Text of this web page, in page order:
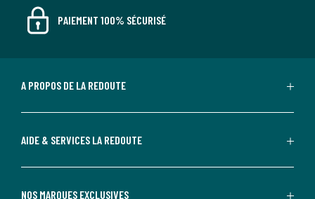
PAIEMENT 100% SÉCURISÉ
A PROPOS DE LA REDOUTE
AIDE & SERVICES LA REDOUTE
NOS MARQUES EXCLUSIVES